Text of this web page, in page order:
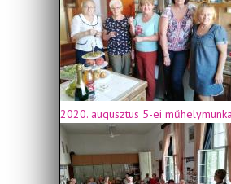
2020. augusztus 5-ei